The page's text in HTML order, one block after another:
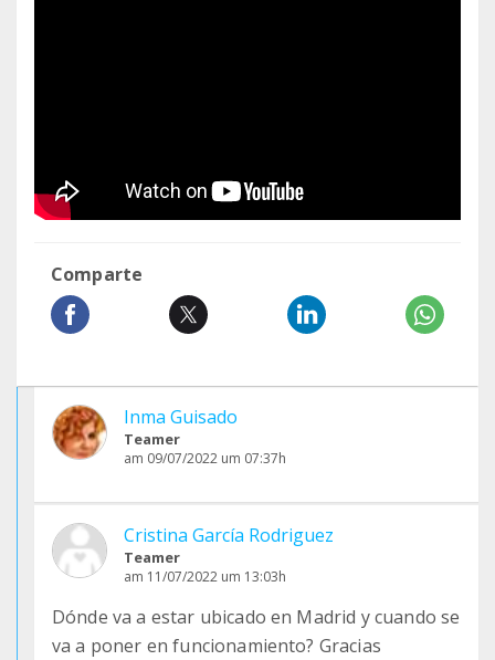
Comparte
Inma Guisado
Teamer
am 09/07/2022 um 07:37h
Cristina García Rodriguez
Teamer
am 11/07/2022 um 13:03h
Dónde va a estar ubicado en Madrid y cuando se
va a poner en funcionamiento? Gracias